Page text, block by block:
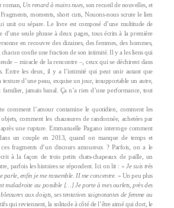
roman, Un renard à mains nues, son recueil de nouvelles, et
moments, short cuts, Nouons-nous scrute le lien
unit ou sépare. Le livre est composé d’une multitude de
seule phrase à deux pages, tous écrits à la première
en recouvre des dizaines, des femmes, des hommes,
chacun confie une fraction de son intimité. Il y a les liens qui
– miracle de la rencontre –, ceux qui se déchirent dans
Entre les deux, il y a l’intimité qui peut unir autant que
texture d’une peau, exquise un jour, insupportable un autre,
familier, jamais banal. Ça n’a rien d’une performance, tout
comment l’amour contamine le quotidien, comment les
comment les chaussures de randonnée, achetées par
une rupture. Emmanuelle Pagano interroge comment
un couple en 2013, quand on manque de temps et
fragments d’un discours amoureux ? Parfois, on a le
à la façon de trois petits chats-chapeaux de paille, un
parfois les histoires se répondent. Ici on lit : «Je suis très
enfin je me rassemble. II me concentre. » Un peu plus
maladroite au possible […] Je porte à mes ourlets, près des
aux doigts, ses tentatives saignotantes de femme au
qui reviennent, la solitude à côté de l’être aimé qui dort, le